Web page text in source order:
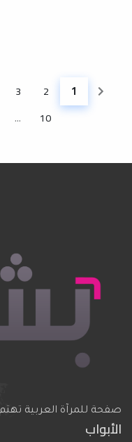
1(الصفحة الحالية)
2
3
10
...
صفحة للمرآة العربية
الأبواب